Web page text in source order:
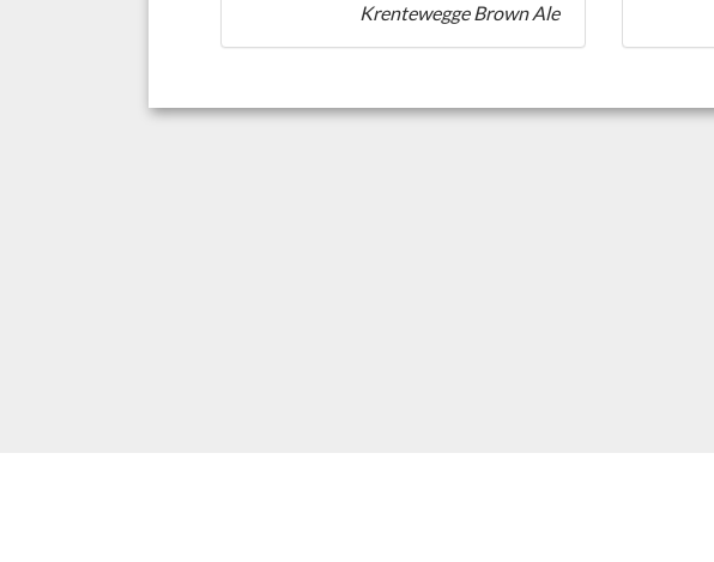
Krentewegge Brown Ale